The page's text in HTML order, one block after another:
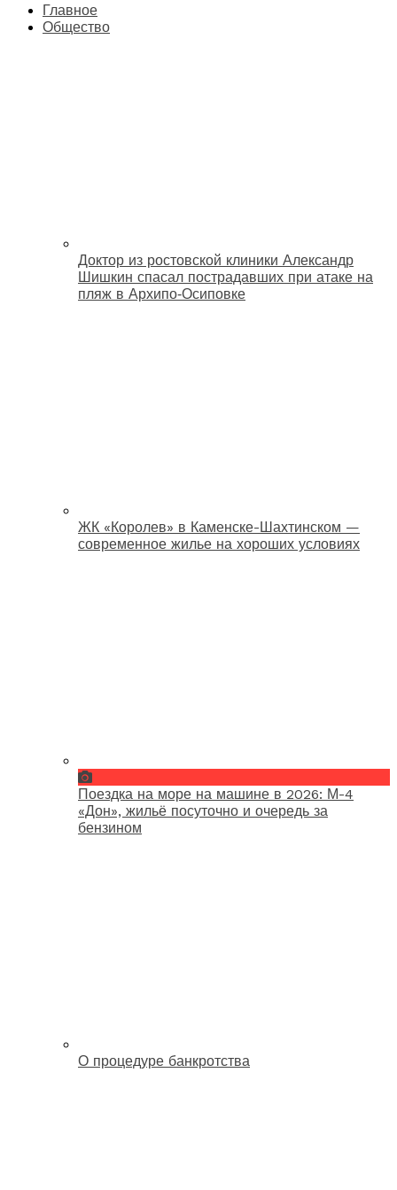
Главное
Общество
Доктор из ростовской клиники Александр
Шишкин спасал пострадавших при атаке на
пляж в Архипо‑Осиповке
ЖК «Королев» в Каменске-Шахтинском —
современное жилье на хороших условиях
Поездка на море на машине в 2026: М-4
«Дон», жильё посуточно и очередь за
бензином
О процедуре банкротства